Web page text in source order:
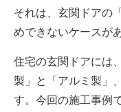
それは、玄関ドアの
めできないケースが
住宅の玄関ドアには
製」と「アルミ製」
す。今回の施工事例